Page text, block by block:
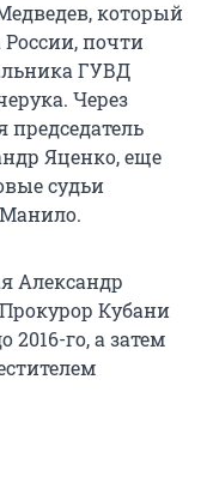
который
России, почти
ГУВД
Через
Яценко, еще
судьи
Александр
Кубани
го, а затем